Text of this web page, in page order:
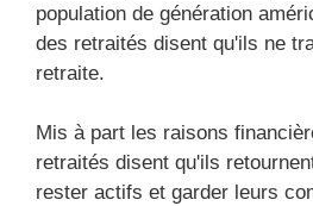
population de génération
des retraités disent qu'ils ne
retraite.
Mis à part les raisons
retraités disent qu'ils
rester actifs et garder leurs